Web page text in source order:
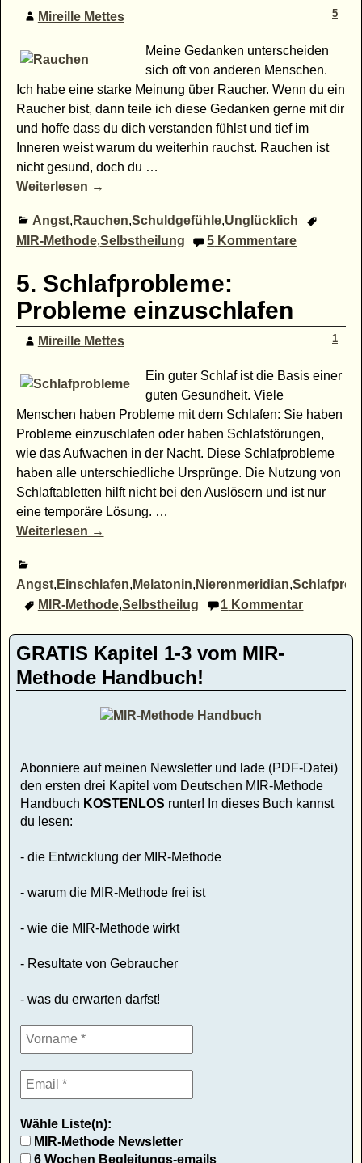
Mireille Mettes 5
Meine Gedanken unterscheiden
sich oft von anderen Menschen.
Ich habe eine starke Meinung über Raucher. Wenn du ein
Raucher bist, dann teile ich diese Gedanken gerne mit dir
und hoffe dass du dich verstanden fühlst und tief im
Inneren weist warum du weiterhin rauchst. Rauchen ist
nicht gesund, doch du …
Weiterlesen →
Angst, Rauchen,Schuldgefühle,Unglücklich
MIR-Methode,Selbstheilung 5 Kommentare
5. Schlafprobleme:
Probleme einzuschlafen
Mireille Mettes 1
Ein guter Schlaf ist die Basis einer
guten Gesundheit. Viele
Menschen haben Probleme mit dem Schlafen: Sie haben
Probleme einzuschlafen oder haben Schlafstörungen,
wie das Aufwachen in der Nacht. Diese Schlafprobleme
haben alle unterschiedliche Ursprünge. Die Nutzung von
Schlaftabletten hilft nicht bei den Auslösern und ist nur
eine temporäre Lösung. …
Weiterlesen →
Angst, Einschlafen, Melatonin, Nierenmeridian,
MIR-Methode,Selbstheilug 1 Kommentar
GRATIS Kapitel 1-3 vom MIR-
Methode Handbuch!
Abonniere auf meinen Newsletter und lade (PDF-Datei)
den ersten drei Kapitel vom Deutschen MIR-Methode
Handbuch KOSTENLOS runter! In dieses Buch kannst
du lesen:
- die Entwicklung der MIR-Methode
- warum die MIR-Methode frei ist
- wie die MIR-Methode wirkt
- Resultate von Gebraucher
- was du erwarten darfst!
Wähle Liste(n):
MIR-Methode Newsletter
6 Wochen Begleitungs-emails